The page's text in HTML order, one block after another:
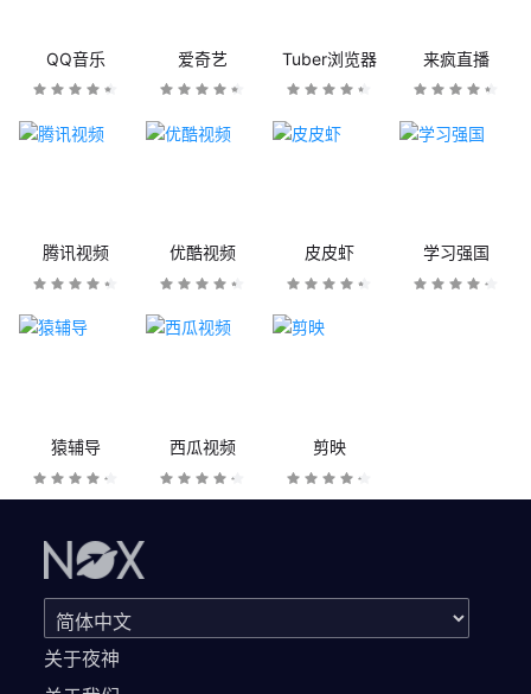
QQ音乐 爱奇艺 Tuber浏览器 来疯直播
腾讯视频 优酷视频 皮皮虾 学习强国
猿辅导 西瓜视频 剪映
关于夜神